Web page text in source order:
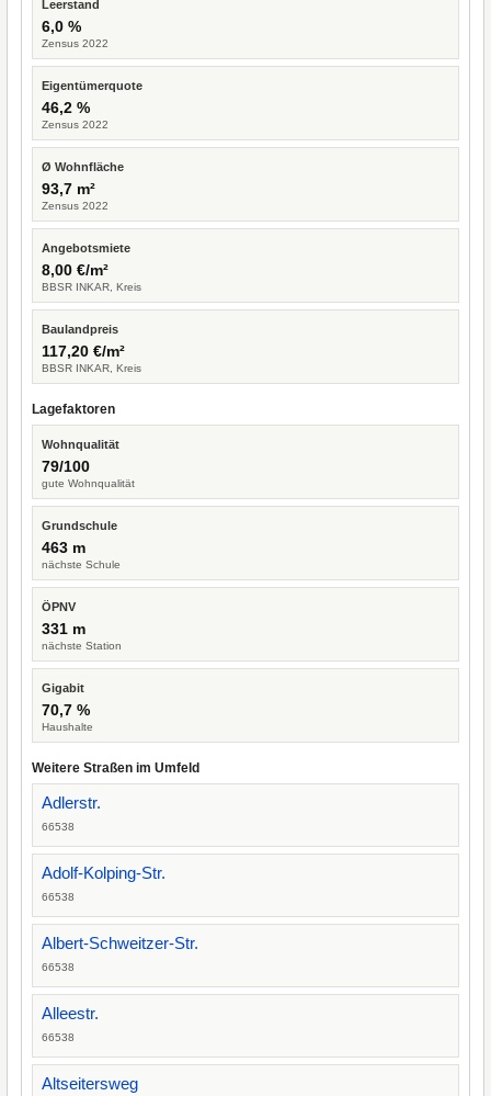
Leerstand
6,0 %
Zensus 2022
Eigentümerquote
46,2 %
Zensus 2022
Ø Wohnfläche
93,7 m²
Zensus 2022
Angebotsmiete
8,00 €/m²
BBSR INKAR, Kreis
Baulandpreis
117,20 €/m²
BBSR INKAR, Kreis
Lagefaktoren
Wohnqualität
79/100
gute Wohnqualität
Grundschule
463 m
nächste Schule
ÖPNV
331 m
nächste Station
Gigabit
70,7 %
Haushalte
Weitere Straßen im Umfeld
Adlerstr.
66538
Adolf-Kolping-Str.
66538
Albert-Schweitzer-Str.
66538
Alleestr.
66538
Altseitersweg